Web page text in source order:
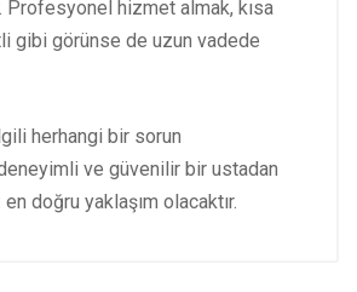
Profesyonel hizmet almak, kısa
gibi görünse de uzun vadede
herhangi bir sorun
deneyimli ve güvenilir bir ustadan
doğru yaklaşım olacaktır.